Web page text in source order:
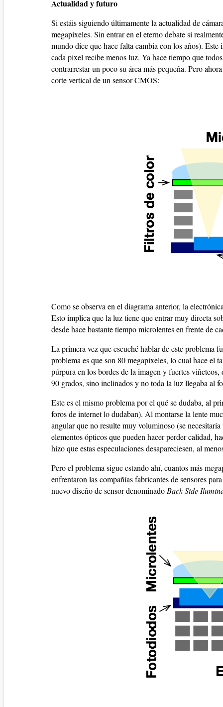
Actualidad y futuro
Si estáis siguiendo últimamente la actualidad de
megapixeles. Sin entrar en el eterno debate si
mundo dice que hace falta cambia con los años).
cada pixel recibe menos luz. Ya hace tiempo que
contrarrestar un poco su área más pequeña. Pero
corte vertical de un sensor CMOS:
Como se observa en el diagrama anterior, la
Esto implica que la luz tiene que entrar muy directa
desde hace bastante tiempo microlentes en frente de
La primera vez que escuché hablar de este problema
problema es que son 80 megapixeles, lo cual hace el
púrpura en los bordes de la imagen y fuertes
90 grados, sino inclinados y no toda la luz llegaba al
Este es el mismo problema por el qué se dudaba, al
foros de internet lo dudaban). Al montarse la lente
angular que no resulte muy voluminoso (se
elementos ópticos que pueden hacer perder calidad,
hizo que estas especulaciones desapareciesen, al
Pero el problema sigue estando ahí, cuantos más
enfrentaron las compañías fabricantes de sensores
nuevo diseño de sensor denominado Back Side